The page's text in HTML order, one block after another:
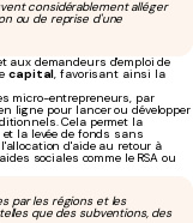
considérablement alléger
ou de reprise d'une
aux demandeurs d'emploi de
capital, favorisant ainsi la
micro-entrepreneurs, par
ligne pour lancer ou développer
Cela permet la
la levée de fonds sans
d'aide au retour à
sociales comme le RSA ou
par les régions et les
que des subventions, des